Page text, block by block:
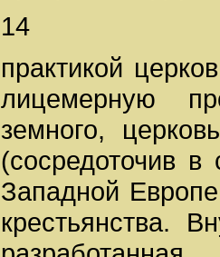
14
практикой
лицемерную
земного,
(сосредоточив
Западной
крестьянства.